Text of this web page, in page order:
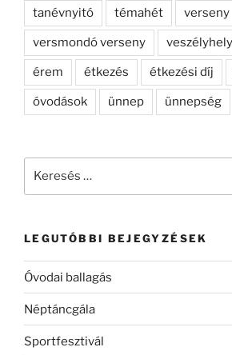
tanévnyitó témahét verseny
versmondó verseny
érem étkezés étkezési díj
óvodások ünnep ünnepség
LEGUTÓBBI BEJEGYZÉSEK
Óvodai ballagás
Néptáncgála
Sportfesztivál